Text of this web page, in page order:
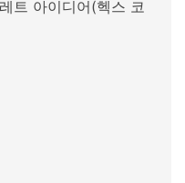
트 아이디어(헥스 코